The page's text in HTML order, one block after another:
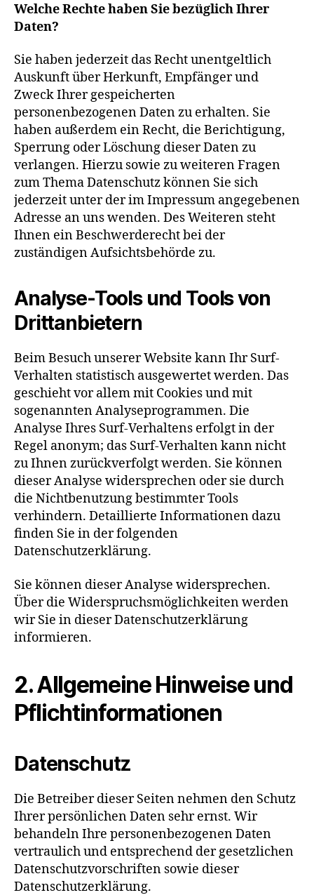
Welche Rechte haben Sie bezüglich Ihrer
Daten?
Sie haben jederzeit das Recht unentgeltlich
Auskunft über Herkunft, Empfänger und
Zweck Ihrer gespeicherten
personenbezogenen Daten zu erhalten. Sie
haben außerdem ein Recht, die Berichtigung,
Sperrung oder Löschung dieser Daten zu
verlangen. Hierzu sowie zu weiteren Fragen
zum Thema Datenschutz können Sie sich
jederzeit unter der im Impressum angegebenen
Adresse an uns wenden. Des Weiteren steht
Ihnen ein Beschwerderecht bei der
zuständigen Aufsichtsbehörde zu.
Analyse-Tools und Tools von
Drittanbietern
Beim Besuch unserer Website kann Ihr Surf-
Verhalten statistisch ausgewertet werden. Das
geschieht vor allem mit Cookies und mit
sogenannten Analyseprogrammen. Die
Analyse Ihres Surf-Verhaltens erfolgt in der
Regel anonym; das Surf-Verhalten kann nicht
zu Ihnen zurückverfolgt werden. Sie können
dieser Analyse widersprechen oder sie durch
die Nichtbenutzung bestimmter Tools
verhindern. Detaillierte Informationen dazu
finden Sie in der folgenden
Datenschutzerklärung.
Sie können dieser Analyse widersprechen.
Über die Widerspruchsmöglichkeiten werden
wir Sie in dieser Datenschutzerklärung
informieren.
2. Allgemeine Hinweise und
Pflichtinformationen
Datenschutz
Die Betreiber dieser Seiten nehmen den Schutz
Ihrer persönlichen Daten sehr ernst. Wir
behandeln Ihre personenbezogenen Daten
vertraulich und entsprechend der gesetzlichen
Datenschutzvorschriften sowie dieser
Datenschutzerklärung.